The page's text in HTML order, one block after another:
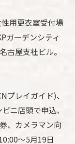
用更衣室受付場
ガーデンシティ
古屋支社ビル。
プレイガイド)、
ニ店頭で申込、
、カメラマン向
～5月19日